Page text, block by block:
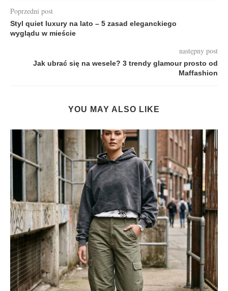
Poprzedni post
Styl quiet luxury na lato – 5 zasad eleganckiego
wyglądu w mieście
następny post
Jak ubrać się na wesele? 3 trendy glamour prosto od
Maffashion
YOU MAY ALSO LIKE